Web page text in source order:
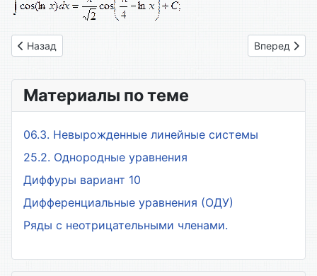
Предыдущий: 42. Интегрирование рациональных функций.
Назад Следующий:
Вперед
Материалы по теме
06.3. Невырожденные линейные системы
25.2. Однородные уравнения
Диффуры вариант 10
Дифференциальные уравнения (ОДУ)
Ряды с неотрицательными членами.